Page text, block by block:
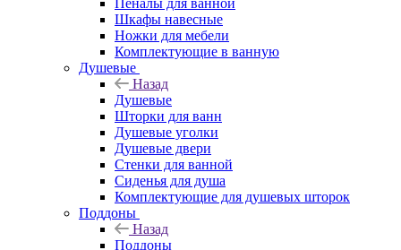
Пеналы для ванной
Шкафы навесные
Ножки для мебели
Комплектующие в ванную
Душевые
Назад
Душевые
Шторки для ванн
Душевые уголки
Душевые двери
Стенки для ванной
Сиденья для душа
Комплектующие для душевых шторок
Поддоны
Назад
Поддоны